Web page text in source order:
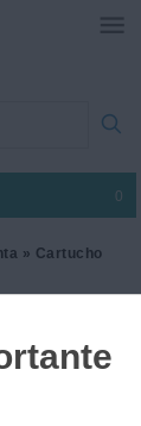
0
» Cartucho
T1633